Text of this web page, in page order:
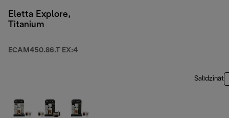
Eletta Explore,
Titanium
ECAM450.86.T EX:4
Salīdzināt